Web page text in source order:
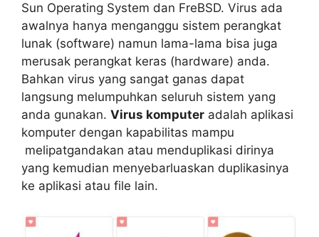
Sun Operating System dan FreBSD. Virus ada
awalnya hanya menganggu sistem perangkat
lunak (software) namun lama-lama bisa juga
merusak perangkat keras (hardware) anda.
Bahkan virus yang sangat ganas dapat
langsung melumpuhkan seluruh sistem yang
anda gunakan. Virus komputer adalah aplikasi
komputer dengan kapabilitas mampu
melipatgandakan atau menduplikasi dirinya
yang kemudian menyebarluaskan duplikasinya
ke aplikasi atau file lain.